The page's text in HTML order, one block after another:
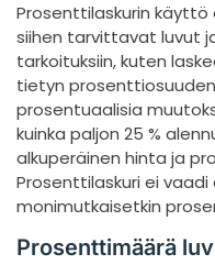
Prosenttilaskurin
siihen tarvittavat luvut
tarkoituksiin, kuten
tietyn
prosentuaalisia
kuinka paljon 25 %
alkuperäinen hinta ja
Prosenttilaskuri ei
monimutkaisetkin
Prosenttimäärä